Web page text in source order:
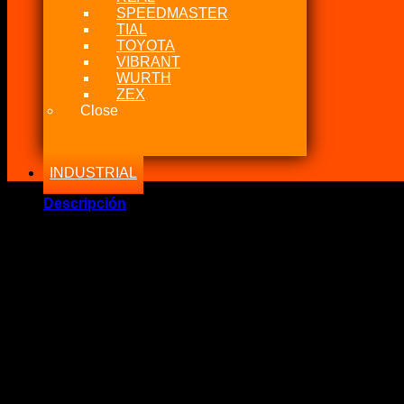
SPEEDMASTER
TIAL
TOYOTA
VIBRANT
WURTH
ZEX
Close
INDUSTRIAL
Descripción